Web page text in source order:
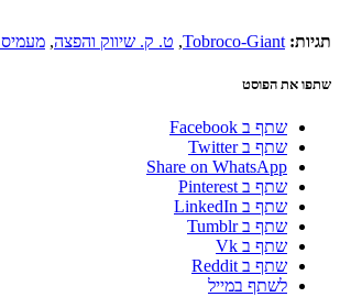
תגיות: Tobroco-Giant
, ט. ק. שיווק והפצה, מעמיס Tobroco-Giant
שתפו את הפוסט
שתף ב Facebook
שתף ב Twitter
Share on WhatsApp
שתף ב Pinterest
שתף ב LinkedIn
שתף ב Tumblr
שתף ב Vk
שתף ב Reddit
לשתף במייל